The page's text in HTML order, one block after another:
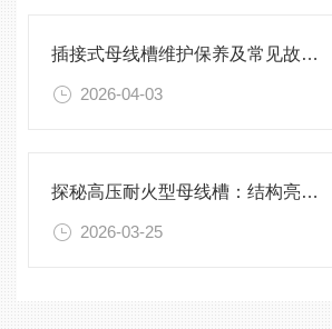
插接式母线槽维护保养及常见故障处理指南
2026-04-03
探秘高压耐火型母线槽：结构亮点与实用效能
2026-03-25